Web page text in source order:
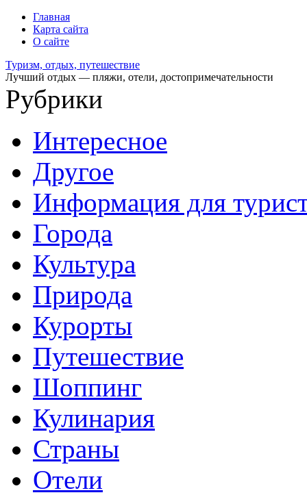
Главная
Карта сайта
О сайте
Туризм, отдых, путешествие
Лучший отдых — пляжи, отели, достопримечательности
Рубрики
Интересное
Другое
Информация для
Города
Культура
Природа
Курорты
Путешествие
Шоппинг
Кулинария
Страны
Отели